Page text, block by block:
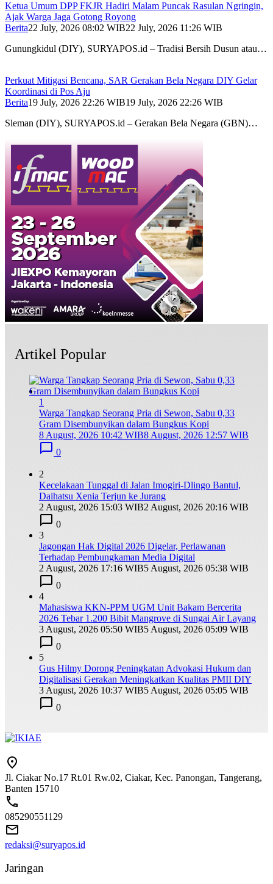
Ketua Umum DPP FKJR Hadiri Malam Puncak Rasulan Ngringin,
Ajak Warga Jaga Gotong Royong
Berita22 July, 2026 08:02 WIB22 July, 2026 11:26 WIB
Gunungkidul (DIY), SURYAPOS.id – Tradisi Bersih Dusun atau…
Perkuat Mitigasi Bencana, SAR Gerakan Bela Negara DIY Gelar
Koordinasi di Pos Aju
Berita19 July, 2026 22:26 WIB19 July, 2026 22:26 WIB
Sleman (DIY), SURYAPOS.id – Gerakan Bela Negara (GBN)…
Artikel Popular
1
Warga Tangkap Seorang Pria di Sewon, Sabu 0,33
Gram Disembunyikan dalam Bungkus Kopi
8 August, 2026 10:42 WIB8 August, 2026 12:57 WIB
0
2
Kecelakaan Tunggal di Jalan Imogiri-Dlingo Bantul,
Daihatsu Xenia Terjun ke Jurang
2 August, 2026 15:03 WIB2 August, 2026 20:16 WIB
0
3
Jagongan Hak Digital 2026 Digelar, Perlawanan
Terhadap Pembungkaman Media Digital
2 August, 2026 17:16 WIB5 August, 2026 05:38 WIB
0
4
Mahasiswa KKN-PPM UGM Unit Bakam Bercerita
2026 Tebar 1.200 Bibit Mangrove di Sungai Air Layang
3 August, 2026 05:50 WIB5 August, 2026 05:09 WIB
0
5
Gus Hilmy Dorong Peningkatan Advokasi Hukum dan
Digitalisasi Gerakan Meningkatkan Kualitas PMII DIY
3 August, 2026 10:37 WIB5 August, 2026 05:05 WIB
0
Jl. Ciakar No.17 Rt.01 Rw.02, Ciakar, Kec. Panongan, Tangerang,
Banten 15710
085290551129
redaksi@suryapos.id
Jaringan